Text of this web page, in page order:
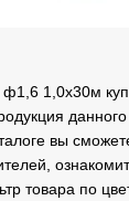
1,0х30м
вы
товара по